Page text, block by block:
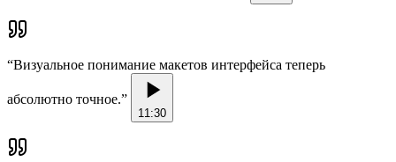
“Визуальное понимание макетов интерфейса теперь
абсолютно точное.”
11:30